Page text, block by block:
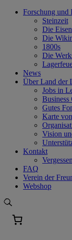
Skip
Forschung und
Steinzeit
Die
Die
1800s
Die
News
Über Land der
Jobs in
Business
Gutes
Karte
Vision
Kontakt
FAQ
Verein der
Webshop